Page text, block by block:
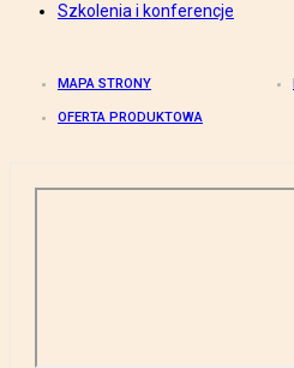
Szkolenia i konferencje
MAPA STRONY
OFERTA PRODUKTOWA